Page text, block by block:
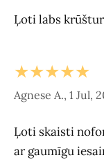
Ļoti labs
★★★★★
Agnese A., 1 Jul,
Ļoti skaisti
ar gaumīgu